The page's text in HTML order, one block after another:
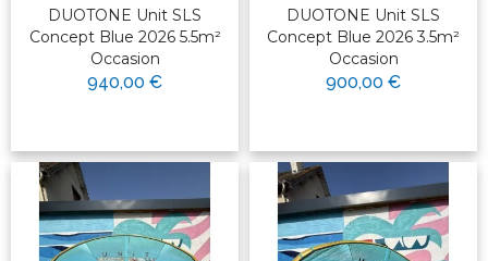
DUOTONE Unit SLS
Concept Blue 2026 5.5m²
Occasion
940,00 €
DUOTONE Unit SLS
Concept Blue 2026 3.5m²
Occasion
900,00 €